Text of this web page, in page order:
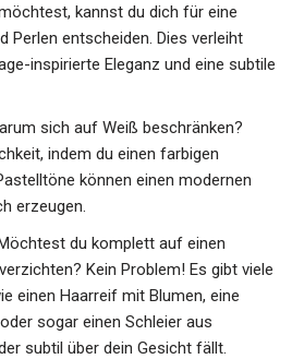
kannst du dich für eine
Perlen entscheiden. Dies verleiht
inspirierte Eleganz und eine subtile
sich auf Weiß beschränken?
indem du einen farbigen
können einen modernen
erzeugen.
du komplett auf einen
Kein Problem! Es gibt viele
einen Haarreif mit Blumen, eine
sogar einen Schleier aus
subtil über dein Gesicht fällt.